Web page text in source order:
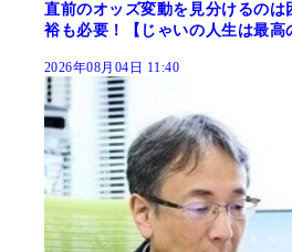
直前のオッズ変動を見分けるの
裕も必要！【じゃいの人生は最高
2026年08月04日 11:40